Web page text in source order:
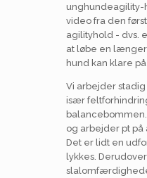
unghundeagility-
video fra den
agilityhold - dvs.
at løbe en
hund kan klare
Vi arbejder
især
og arbejder pt på
Det er lidt en
lykkes.